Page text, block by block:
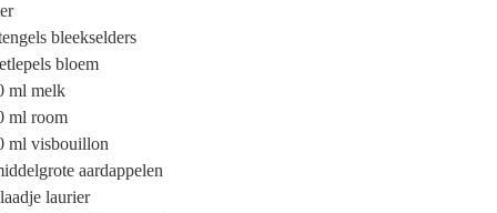
bleekselders
bloem
ml melk
ml room
ml visbouillon
aardappelen
laurier